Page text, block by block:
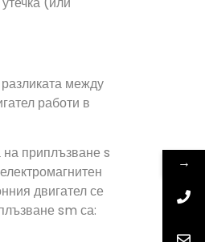
между
работи в
приплъзване s
двигател се
sm са:
→